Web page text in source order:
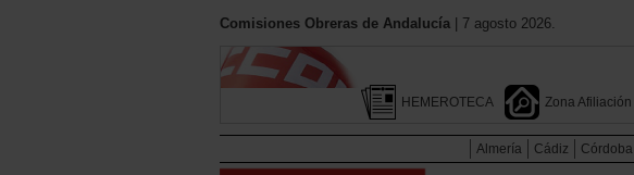
Comisiones Obreras de Andalucía | 7 agosto 2026.
HEMEROTECA Zona Afiliación
Almería Cádiz Córdoba